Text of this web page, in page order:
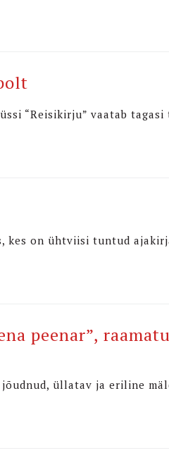
“Reisikirju” vaatab tagasi
kes on ühtviisi tuntud
peenar”,
üllatav ja eriline